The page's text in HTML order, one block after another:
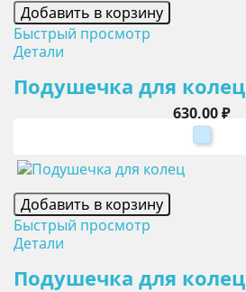
Добавить в корзину
Быстрый просмотр
Детали
Подушечка для колец
Цена
630,00 ₽
Добавить в корзину
Быстрый просмотр
Детали
Подушечка для колец